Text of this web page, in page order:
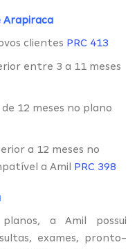
Arapiraca
clientes PRC 413
entre 3 a 11 meses
12 meses no plano
a 12 meses no
a Amil PRC 398
a Amil possui
exames, pronto-